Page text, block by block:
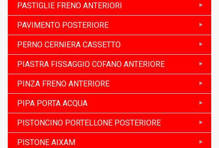
PASTIGLIE FRENO ANTERIORI
PAVIMENTO POSTERIORE
PERNO CERNIERA CASSETTO
PIASTRA FISSAGGIO COFANO ANTERIORE
PINZA FRENO ANTERIORE
PIPA PORTA ACQUA
PISTONCINO PORTELLONE POSTERIORE
PISTONE AIXAM